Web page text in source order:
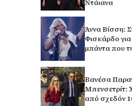
Ντάιανα
Άννα Βίσση:
Φισκάρδο
μπάντα που
Βανέσα
Μπενσετρίτ:
από σχεδόν